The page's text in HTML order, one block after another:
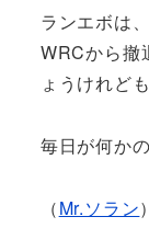
ランエボは
WRCから撤
ょうけれど
毎日が何か
（Mr.ソラン）